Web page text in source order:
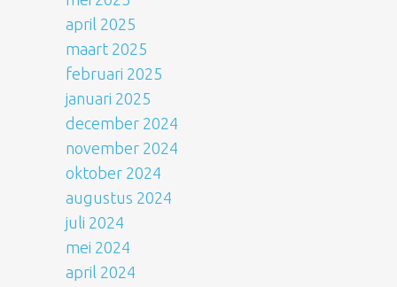
april 2025
maart 2025
februari 2025
januari 2025
december 2024
november 2024
oktober 2024
augustus 2024
juli 2024
mei 2024
april 2024